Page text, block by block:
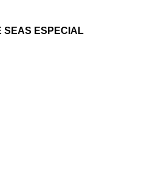
SEAS ESPECIAL